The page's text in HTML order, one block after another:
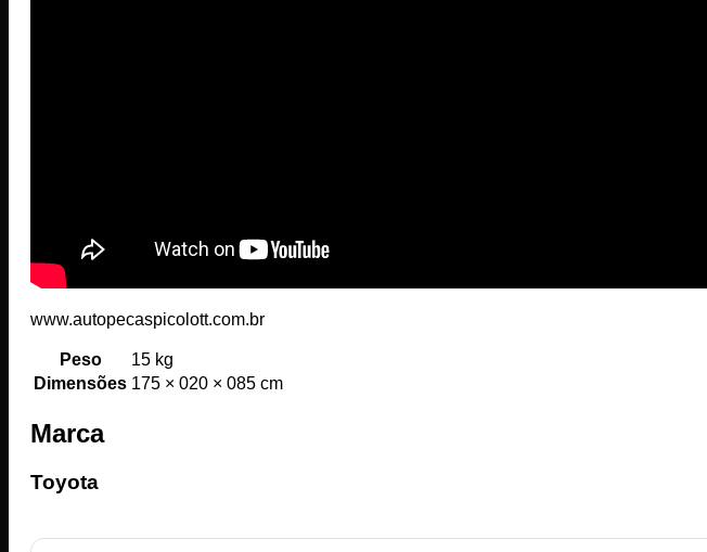
www.autopecaspicolott.com.br
Peso
15 kg
Dimensões 175 × 020 × 085 cm
Marca
Toyota